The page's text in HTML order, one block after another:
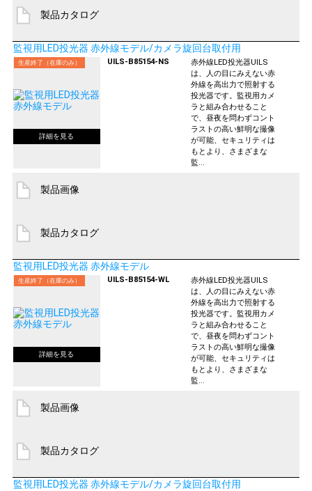
製品カタログ
監視用LED投光器 赤外線モデル/カメラ旋回台取付用
生産終了（在庫のみ） UILS-B85154-NS
赤外線LED投光器UILS
は、人の目にみえない赤
外線を高出力で照射する
投光器です。監視用カメ
ラと組み合わせること
で、昼夜を問わずコント
ラストの高い鮮明な撮像
が可能、セキュリティは
もとより、さまざまな
監...
製品画像
製品カタログ
監視用LED投光器 赤外線モデル
生産終了（在庫のみ） UILS-B85154-WL
赤外線LED投光器UILS
は、人の目にみえない赤
外線を高出力で照射する
投光器です。監視用カメ
ラと組み合わせること
で、昼夜を問わずコント
ラストの高い鮮明な撮像
が可能、セキュリティは
もとより、さまざまな
監...
製品画像
製品カタログ
監視用LED投光器 赤外線モデル/カメラ旋回台取付用